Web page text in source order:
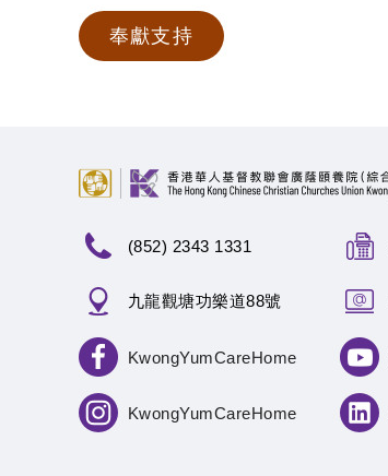
奉獻支持
(852) 2343 1331
九龍觀塘功樂道88號
KwongYumCareHome
KwongYumCareHome